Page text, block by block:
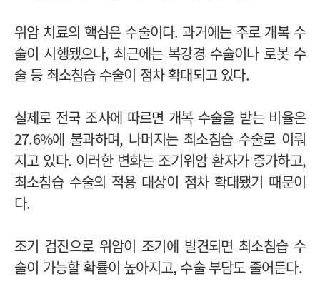
위암 치료의 핵심은 수술이다. 과거에는 주로 개복 수
술이 시행됐으나, 최근에는 복강경 수술이나 로봇 수
술 등 최소침습 수술이 점차 확대되고 있다.
실제로 전국 조사에 따르면 개복 수술을 받는 비율은
27.6%에 불과하며, 나머지는 최소침습 수술로 이뤄
지고 있다. 이러한 변화는 조기위암 환자가 증가하고,
최소침습 수술의 적용 대상이 점차 확대됐기 때문이
다.
조기 검진으로 위암이 조기에 발견되면 최소침습 수
술이 가능할 확률이 높아지고, 수술 부담도 줄어든다.